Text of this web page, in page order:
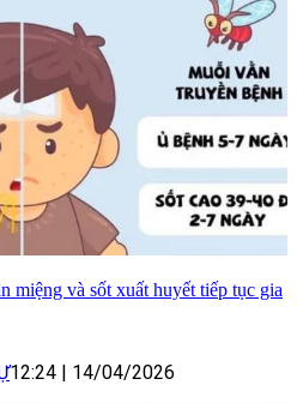
miệng và sốt xuất huyết tiếp tục gia
12:24 14/04/2026